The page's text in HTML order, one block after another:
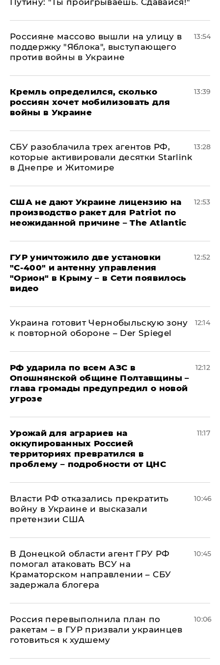
Путину: "Ты проигрываешь. Сдавайся!"
Россияне массово вышли на улицу в
поддержку "Яблока", выступающего
против войны в Украине
13:54
Кремль определился, сколько
россиян хочет мобилизовать для
войны в Украине
13:39
СБУ разоблачила трех агентов РФ,
которые активировали десятки Starlink
в Днепре и Житомире
13:28
США не дают Украине лицензию на
производство ракет для Patriot по
неожиданной причине – The Atlantic
12:53
ГУР уничтожило две установки
"С‑400" и антенну управления
"Орион" в Крыму – в Сети появилось
видео
12:52
Украина готовит Чернобыльскую зону
к повторной обороне – Der Spiegel
12:14
РФ ударила по всем АЗС в
Опошнянской общине Полтавщины –
глава громады предупредил о новой
угрозе
12:12
Урожай для аграриев на
оккупированных Россией
территориях превратился в
проблему – подробности от ЦНС
11:17
Власти РФ отказались прекратить
войну в Украине и высказали
претензии США
10:46
В Донецкой области агент ГРУ РФ
помогал атаковать ВСУ на
Краматорском направлении – СБУ
задержала блогера
10:45
Россия перевыполнила план по
ракетам – в ГУР призвали украинцев
готовиться к худшему
10:06